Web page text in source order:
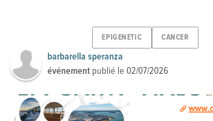
EPIGENETIC CANCER
barbarella speranza
événement publié le02/07/2026